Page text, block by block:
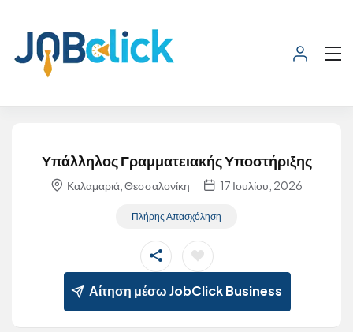
Υπάλληλος Γραμματειακής Υποστήριξης
Καλαμαριά, Θεσσαλονίκη 17 Ιουλίου, 2026
Πλήρης Απασχόληση
Αίτηση μέσω JobClick Business